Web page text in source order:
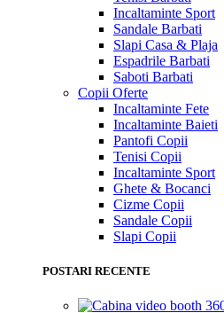
Incaltaminte Sport
Sandale Barbati
Slapi Casa & Plaja
Espadrile Barbati
Saboti Barbati
Copii Oferte
Incaltaminte Fete
Incaltaminte Baieti
Pantofi Copii
Tenisi Copii
Incaltaminte Sport
Ghete & Bocanci
Cizme Copii
Sandale Copii
Slapi Copii
POSTARI RECENTE